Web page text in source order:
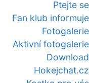
Ptejte se
Fan klub informuje
Fotogalerie
Aktivní fotogalerie
Download
Hokejchat.cz